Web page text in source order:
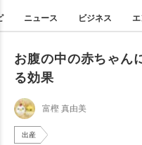
ニュース ビジネス
お腹の中の赤ちゃん
る効果
富樫 真由美
出産